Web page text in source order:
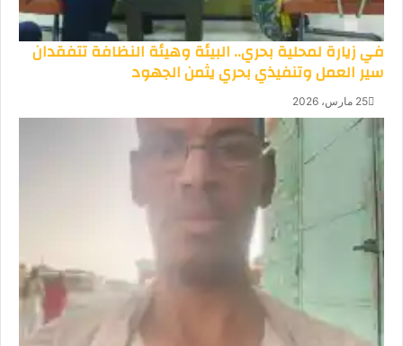
في زيارة لمحلية بحري.. البيئة وهيئة النظافة تتفقدان
سير العمل وتنفيذي بحري يثمن الجهود
25 مارس، 2026